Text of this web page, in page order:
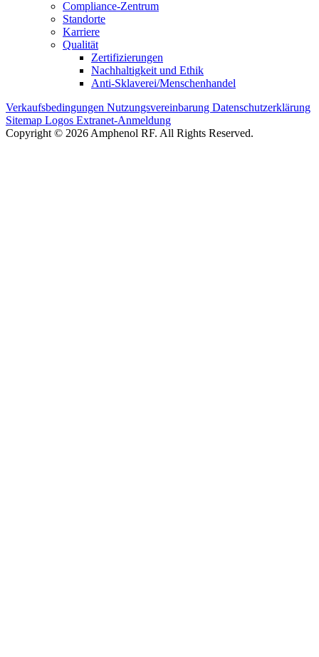
Compliance-Zentrum
Standorte
Karriere
Qualität
Zertifizierungen
Nachhaltigkeit und Ethik
Anti-Sklaverei/Menschenhandel
Verkaufsbedingungen Nutzungsvereinbarung Datenschutzerklärung
Sitemap Logos Extranet-Anmeldung
Copyright © 2026 Amphenol RF. All Rights Reserved.